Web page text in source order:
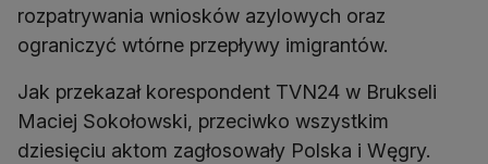
rozpatrywania wniosków azylowych oraz
ograniczyć wtórne przepływy imigrantów.
Jak przekazał korespondent TVN24 w Brukseli
Maciej Sokołowski, przeciwko wszystkim
dziesięciu aktom zagłosowały Polska i Węgry.